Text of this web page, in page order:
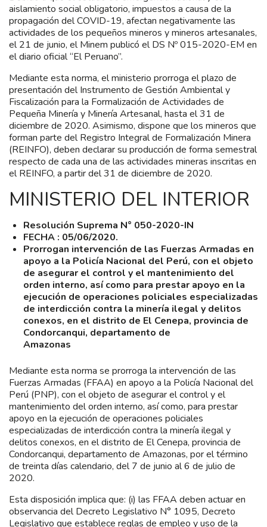
aislamiento social obligatorio, impuestos a causa de la
propagación del COVID-19, afectan negativamente las
actividades de los pequeños mineros y mineros artesanales,
el 21 de junio, el Minem publicó el DS Nº 015-2020-EM en
el diario oficial “El Peruano”.
Mediante esta norma, el ministerio prorroga el plazo de
presentación del Instrumento de Gestión Ambiental y
Fiscalización para la Formalización de Actividades de
Pequeña Minería y Minería Artesanal, hasta el 31 de
diciembre de 2020. Asimismo, dispone que los mineros que
forman parte del Registro Integral de Formalización Minera
(REINFO), deben declarar su producción de forma semestral
respecto de cada una de las actividades mineras inscritas en
el REINFO, a partir del 31 de diciembre de 2020.
MINISTERIO DEL INTERIOR
Resolución Suprema N° 050-2020-IN
FECHA : 05/06/2020.
Prorrogan intervención de las Fuerzas Armadas en
apoyo a la Policía Nacional del Perú, con el objeto
de asegurar el control y el mantenimiento del
orden interno, así como para prestar apoyo en la
ejecución de operaciones policiales especializadas
de interdicción contra la minería ilegal y delitos
conexos, en el distrito de El Cenepa, provincia de
Condorcanqui, departamento de
Amazonas
Mediante esta norma se prorroga la intervención de las
Fuerzas Armadas (FFAA) en apoyo a la Policía Nacional del
Perú (PNP), con el objeto de asegurar el control y el
mantenimiento del orden interno, así como, para prestar
apoyo en la ejecución de operaciones policiales
especializadas de interdicción contra la minería ilegal y
delitos conexos, en el distrito de El Cenepa, provincia de
Condorcanqui, departamento de Amazonas, por el término
de treinta días calendario, del 7 de junio al 6 de julio de
2020.
Esta disposición implica que: (i) las FFAA deben actuar en
observancia del Decreto Legislativo N° 1095, Decreto
Legislativo que establece reglas de empleo y uso de la